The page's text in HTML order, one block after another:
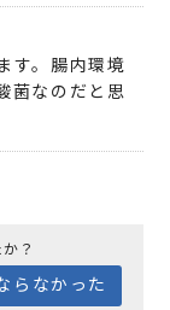
す。腸内環境
菌なのだと思
？
らなかった